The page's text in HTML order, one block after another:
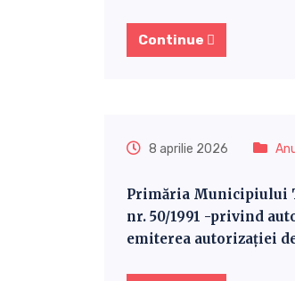
Continue
8 aprilie 2026
Primăria Municipiului
nr. 50/1991 -privind
emiterea autorizaţiei